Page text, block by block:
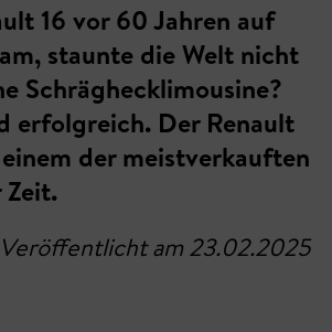
16 vor 60 Jahren auf
staunte die Welt nicht
Schräghecklimousine?
erfolgreich. Der Renault
der meistverkauften
Zeit.
Veröffentlicht am 23.02.2025